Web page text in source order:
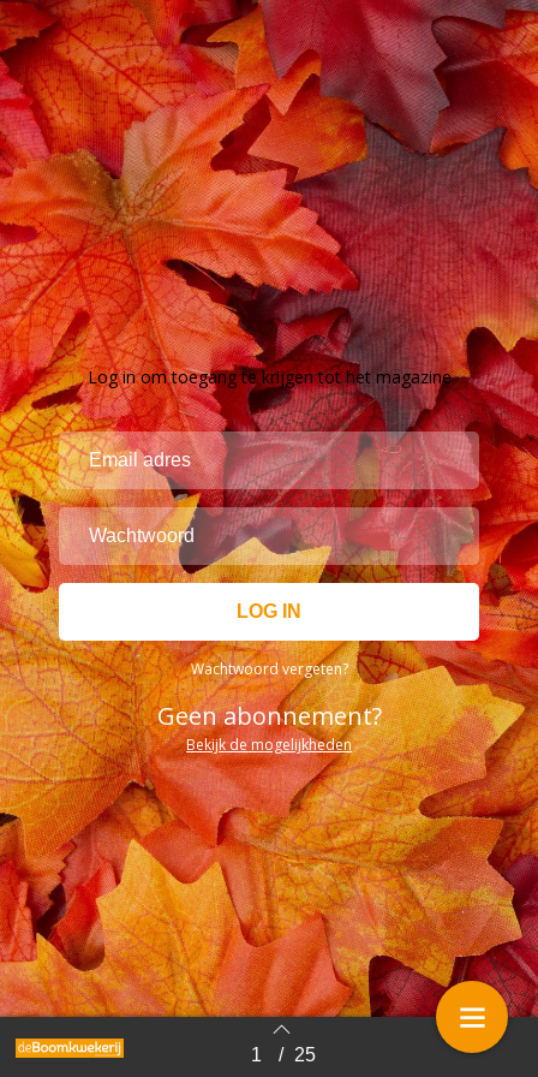
Log in om toegang te krijgen tot het magazine
Wachtwoord vergeten?
Geen abonnement?
Bekijk de mogelijkheden
Terug naar overzicht 1 / 25